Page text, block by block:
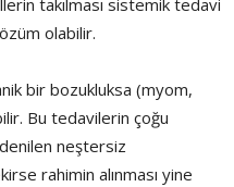
takılması sistemik tedavi
olabilir.
bir bozukluksa (myom,
Bu tedavilerin çoğu
neştersiz
rahimin alınması yine